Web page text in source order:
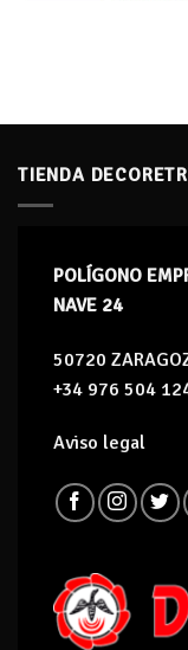
TIENDA
POLÍGONO
NAVE 24
50720
+34 976 504
Aviso legal